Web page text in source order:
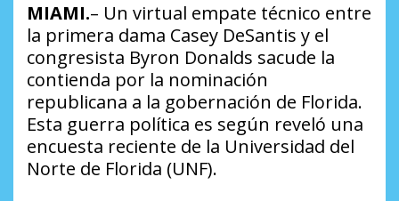
MIAMI.– Un virtual empate técnico entre
la primera dama Casey DeSantis y el
congresista Byron Donalds sacude la
contienda por la nominación
republicana a la gobernación de Florida.
Esta guerra política es según reveló una
encuesta reciente de la Universidad del
Norte de Florida (UNF).